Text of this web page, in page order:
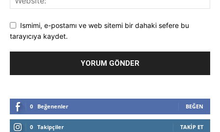
Ismimi, e-postamı ve web sitemi bir dahaki sefere bu
tarayıcıya kaydet.
0 Beğenenler BEĞEN
0 Takipçiler TAKIP ET